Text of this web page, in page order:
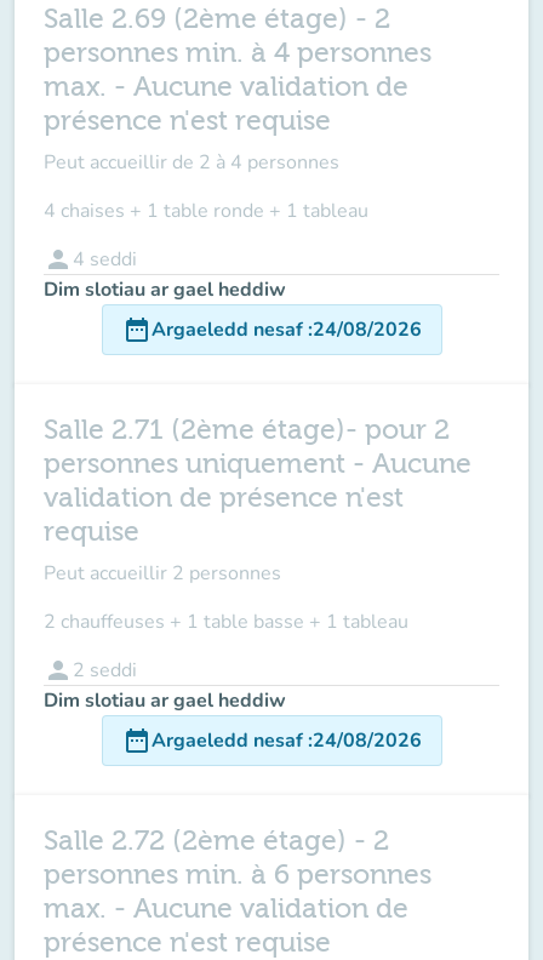
Salle 2.69 (2ème étage) - 2
personnes min. à 4 personnes
max. - Aucune validation de
présence n'est requise
Peut accueillir de 2 à 4 personnes
4 chaises + 1 table ronde + 1 tableau
person 4 seddi
Dim slotiau ar gael heddiw
date_rangeArgaeledd nesaf:24/08/2026
Salle 2.71 (2ème étage)- pour 2
personnes uniquement - Aucune
validation de présence n'est
requise
Peut accueillir 2 personnes
2 chauffeuses + 1 table basse + 1 tableau
person 2 seddi
Dim slotiau ar gael heddiw
date_rangeArgaeledd nesaf:24/08/2026
Salle 2.72 (2ème étage) - 2
personnes min. à 6 personnes
max. - Aucune validation de
présence n'est requise